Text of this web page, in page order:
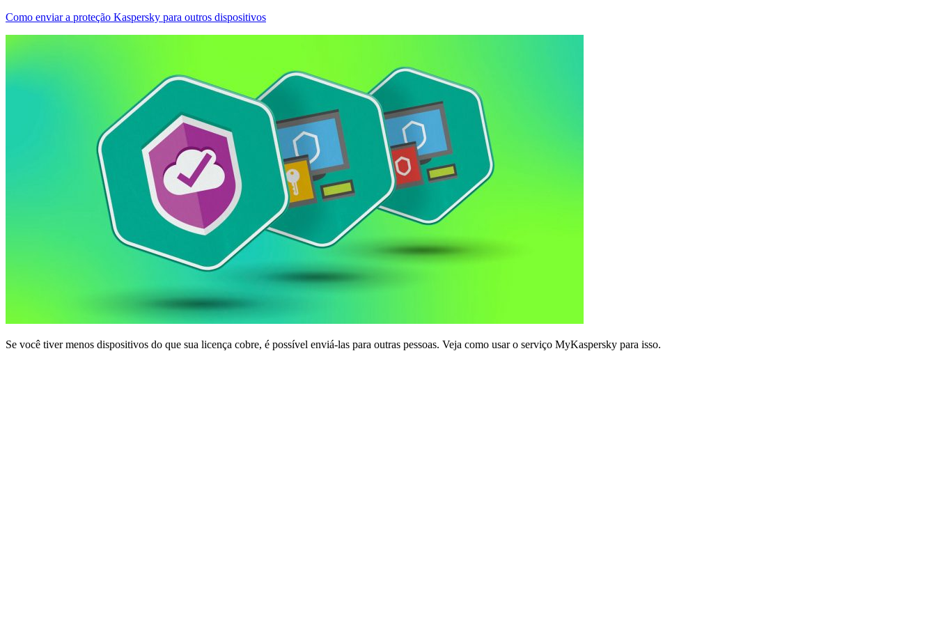
Como enviar a proteção Kaspersky para outros dispositivos
Se você tiver menos dispositivos do que sua licença cobre, é possível enviá-las para outras pessoas. Veja como usar o serviço MyKaspersky para isso.